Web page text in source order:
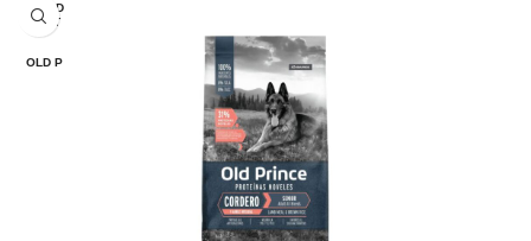
SOLD
OUT
OLD P